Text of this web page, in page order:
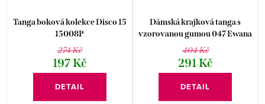
Tanga boková kolekce Disco 15
15008P
274 Kč
197 Kč
DETAIL
Dámská krajková tanga s
vzorovanou gumou 047 Ewana
404 Kč
291 Kč
DETAIL